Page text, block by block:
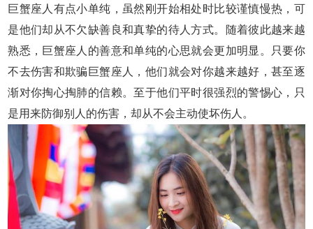
巨蟹座人有点小单纯，虽然刚开始相处时比较谨慎慢热，可
是他们却从不欠缺善良和真挚的待人方式。随着彼此越来越
熟悉，巨蟹座人的善意和单纯的心思就会更加明显。只要你
不去伤害和欺骗巨蟹座人，他们就会对你越来越好，甚至逐
渐对你掏心掏肺的信赖。至于他们平时很强烈的警惕心，只
是用来防御别人的伤害，却从不会主动使坏伤人。